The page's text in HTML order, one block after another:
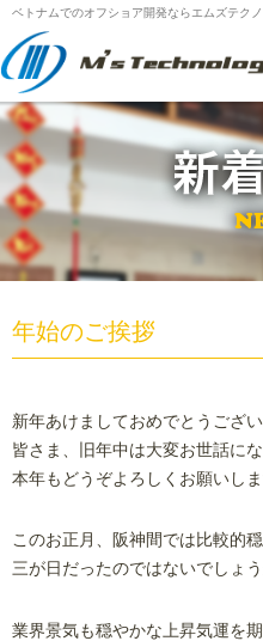
ベトナムでのオフショア開発ならエムズテク
年始のご挨拶
新年あけましておめでとうござい
皆さま、旧年中は大変お世話にな
本年もどうぞよろしくお願いしま
このお正月、阪神間では比較的
三が日だったのではないでしょう
業界景気も穏やかな上昇気運を